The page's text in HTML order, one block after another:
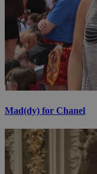
Mad(dy) for Chanel